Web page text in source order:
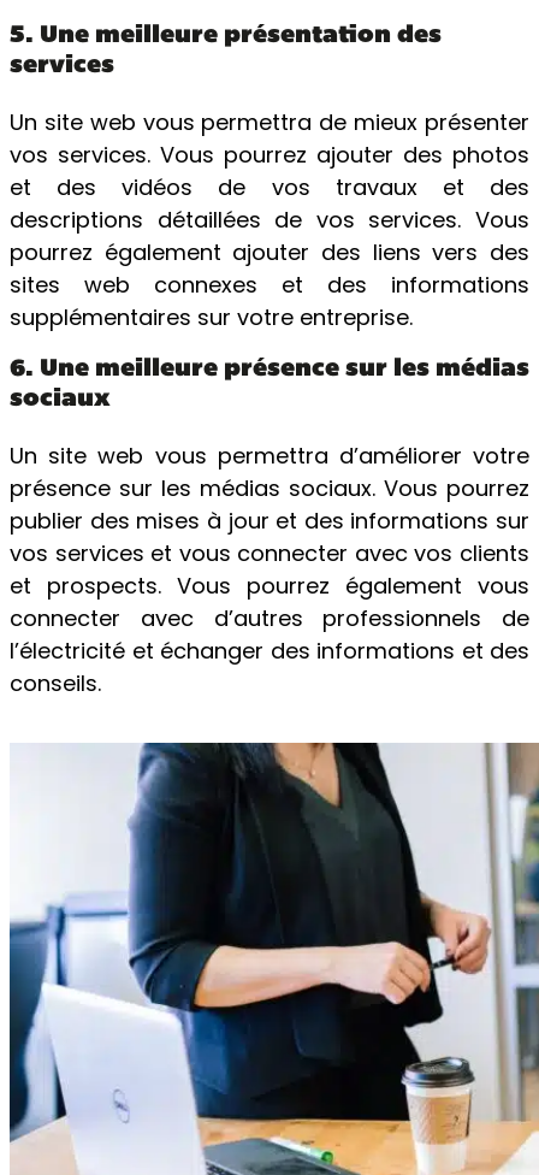
5. Une meilleure présentation des
services
Un site web vous permettra de mieux présenter
vos services. Vous pourrez ajouter des photos
et des vidéos de vos travaux et des
descriptions détaillées de vos services. Vous
pourrez également ajouter des liens vers des
sites web connexes et des informations
supplémentaires sur votre entreprise.
6. Une meilleure présence sur les médias
sociaux
Un site web vous permettra d’améliorer votre
présence sur les médias sociaux. Vous pourrez
publier des mises à jour et des informations sur
vos services et vous connecter avec vos clients
et prospects. Vous pourrez également vous
connecter avec d’autres professionnels de
l’électricité et échanger des informations et des
conseils.